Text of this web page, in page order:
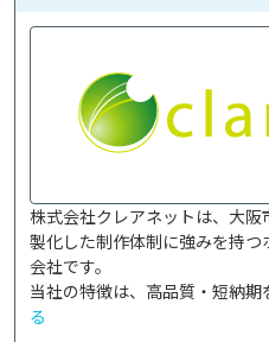
株式会社クレアネットは、大
製化した制作体制に強みを持
会社です。
当社の特徴は、高品質・短納期
る